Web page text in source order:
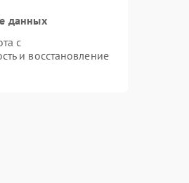
данных
с
и восстановление